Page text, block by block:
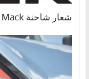
شعار شاحنة Mack